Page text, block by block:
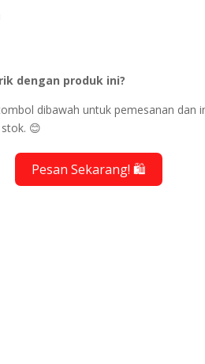
dengan produk ini?
dibawah untuk pemesanan dan
😊
Pesan Sekarang! 🛍️